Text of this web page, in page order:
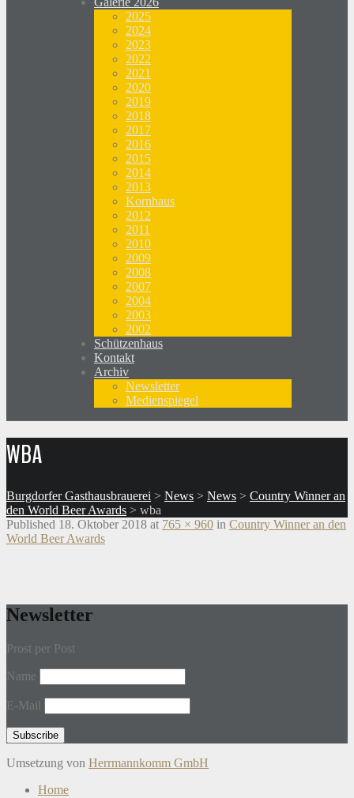
2025
2024
2023
2022
2021
2020
2019
2018
2017
2016
2015
2014
2013
Kornhaus
2012
2011
2010
2009
2008
2007
2004
2003
2002
Schützenhaus
Kontakt
Archiv
Newsletter
Medienspiegel
WBA
Burgdorfer Gasthausbrauerei > News > News > Country Winner an
den World Beer Awards > wba
Published 18. Oktober 2018 at 765 × 960 in Country Winner an den
World Beer Awards
Newsletter
Prost per Post
Name
E-Mail
Umsetzung von Herrmannkomm GmbH
Home